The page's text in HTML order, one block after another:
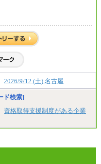
2026/9/12 (土) 名古屋
ド検索]
資格取得支援制度がある企業